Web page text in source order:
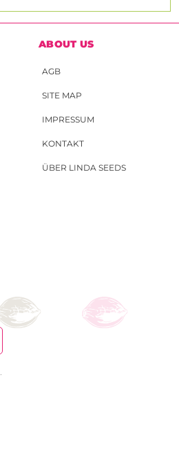
ABOUT US
AGB
SITE MAP
IMPRESSUM
KONTAKT
ÜBER LINDA SEEDS